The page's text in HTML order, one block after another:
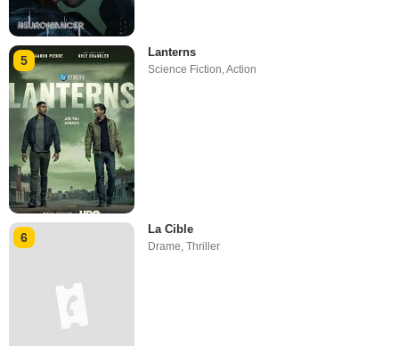
5
Lanterns
Science Fiction,Action
6
La Cible
Drame ,Thriller